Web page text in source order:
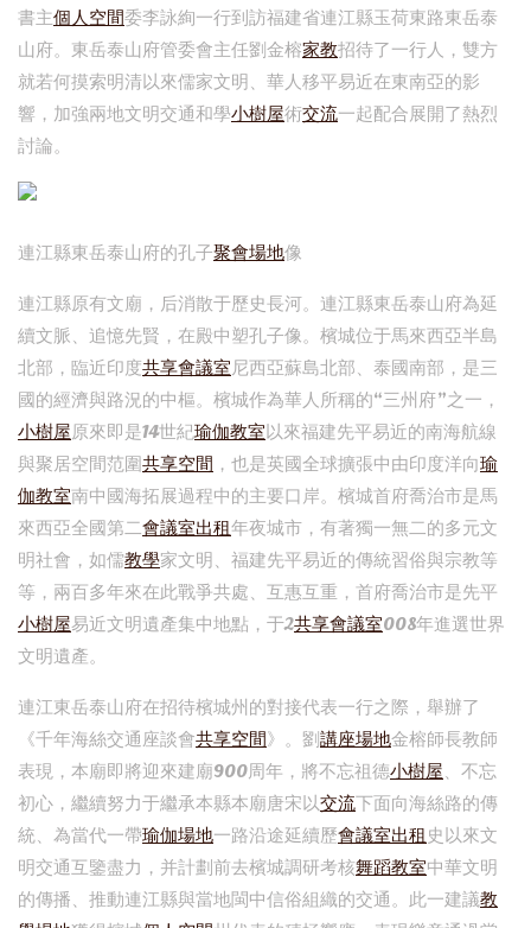
書主個人空間委李詠絢一行到訪福建省連江縣玉荷東路東岳泰
山府。東岳泰山府管委會主任劉金榕家教招待了一行人，雙方
就若何摸索明清以來儒家文明、華人移平易近在東南亞的影
響，加強兩地文明交通和學小樹屋術交流一起配合展開了熱烈
討論。
連江縣東岳泰山府的孔子聚會場地像
連江縣原有文廟，后消散于歷史長河。連江縣東岳泰山府為延
續文脈、追憶先賢，在殿中塑孔子像。檳城位于馬來西亞半島
北部，臨近印度共享會議室尼西亞蘇島北部、泰國南部，是三
國的經濟與路況的中樞。檳城作為華人所稱的“三州府”之一，
小樹屋原來即是14世紀瑜伽教室以來福建先平易近的南海航線
與聚居空間范圍共享空間 ，也是英國全球擴張中由印度洋向瑜
伽教室南中國海拓展過程中的主要口岸。檳城首府喬治市是馬
來西亞全國第二會議室出租年夜城市，有著獨一無二的多元文
明社會，如儒教學家文明、福建先平易近的傳統習俗與宗教等
等，兩百多年來在此戰爭共處、互惠互重，首府喬治市是先平
小樹屋易近文明遺產集中地點，于2共享會議室008年進選世界
文明遺產。
連江東岳泰山府在招待檳城州的對接代表一行之際，舉辦了
《千年海絲交通座談會共享空間》。劉講座場地金榕師長教師
表現，本廟即將迎來建廟900周年，將不忘祖德小樹屋、不忘
初心，繼續努力于繼承本縣本廟唐宋以交流下面向海絲路的傳
統、為當代一帶瑜伽場地一路沿途延續歷會議室出租史以來文
明交通互鑒盡力，并計劃前去檳城調研考核舞蹈教室中華文明
的傳播、推動連江縣與當地閩中信俗組織的交通。此一建議教